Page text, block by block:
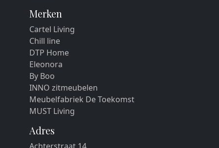
Merken
Cartel Living
Chill line
DTP Home
Eleonora
By Boo
INNO zitmeubelen
Meubelfabriek De Toekomst
MUST Living
Adres